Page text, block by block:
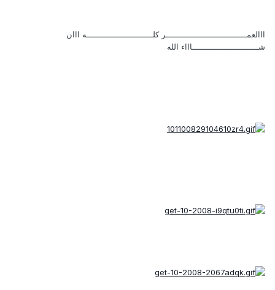
ااالعمـــــــــــــــــــــــــــــــــر كلـــــــــــــــــــــــــــه ااان
شـــــــــــــــــــــــــــاااء الله